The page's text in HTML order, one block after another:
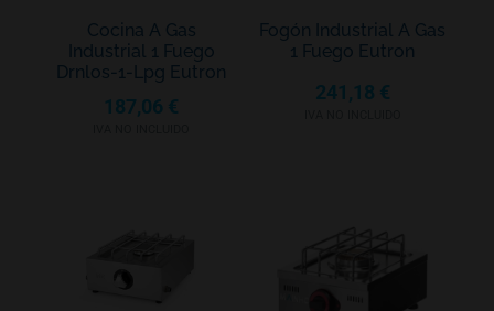
Cocina A Gas
Industrial 1 Fuego
Drnlos-1-Lpg Eutron
187,06 €
Fogón Industrial A Gas
1 Fuego Eutron
241,18 €